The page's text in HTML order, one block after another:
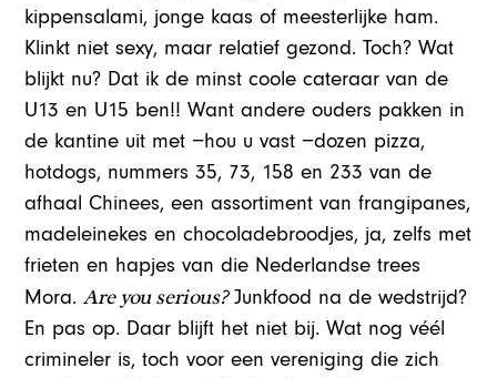
kippensalami, jonge kaas of meesterlijke ham.
Klinkt niet sexy, maar relatief gezond. Toch? Wat
blijkt nu? Dat ik de minst coole cateraar van de
U13 en U15 ben!! Want andere ouders pakken in
de kantine uit met −hou u vast −dozen pizza,
hotdogs, nummers 35, 73, 158 en 233 van de
afhaal Chinees, een assortiment van frangipanes,
madeleinekes en chocoladebroodjes, ja, zelfs met
frieten en hapjes van die Nederlandse trees
Mora.Are you serious?Junkfood na de wedstrijd?
En pas op. Daar blijft het niet bij. Wat nog véél
crimineler is, toch voor een vereniging die zich